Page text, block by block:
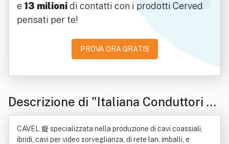
e 13 milionidi contatti con i prodotti Cerved
pensati per te!
PROVA ORA GRATIS
Descrizione di "Italiana Conduttori Sr
l"
CAVEL 癡 specializzata nella produzione di cavi coassiali,
ibridi, cavi per video sorveglianza, di rete lan, imballi, e